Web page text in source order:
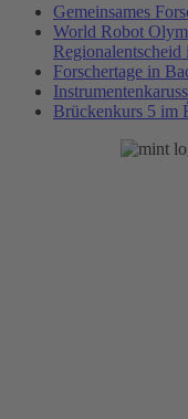
Gemeinsames
World Robot
Forschertage in
Brückenkurs 5 im